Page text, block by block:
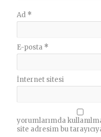
Ad *
E-posta *
İnternet sitesi
yorumlarımda
site adresim bu